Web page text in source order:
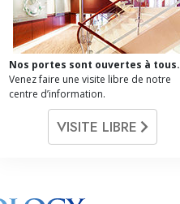
Nos portes sont ouvertes à tous.
Venez faire une visite libre de notre
centre d’information.
VISITE LIBRE